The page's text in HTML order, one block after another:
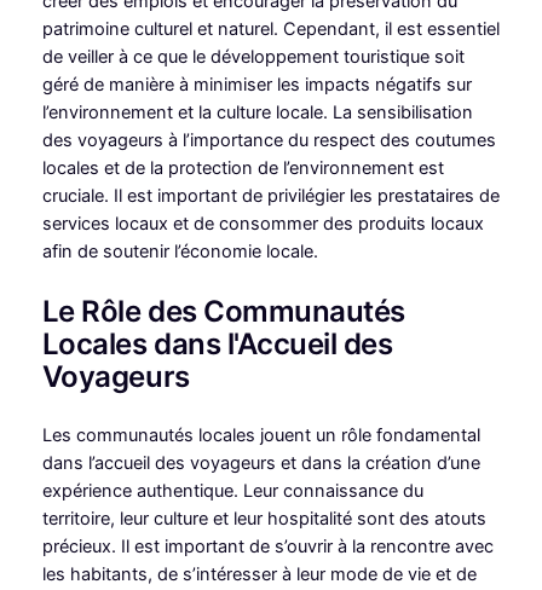
patrimoine culturel et naturel. Cependant, il est essentiel
de veiller à ce que le développement touristique soit
géré de manière à minimiser les impacts négatifs sur
l’environnement et la culture locale. La sensibilisation
des voyageurs à l’importance du respect des coutumes
locales et de la protection de l’environnement est
cruciale. Il est important de privilégier les prestataires de
services locaux et de consommer des produits locaux
afin de soutenir l’économie locale.
Le Rôle des Communautés
Locales dans l'Accueil des
Voyageurs
Les communautés locales jouent un rôle fondamental
dans l’accueil des voyageurs et dans la création d’une
expérience authentique. Leur connaissance du
territoire, leur culture et leur hospitalité sont des atouts
précieux. Il est important de s’ouvrir à la rencontre avec
les habitants, de s’intéresser à leur mode de vie et de